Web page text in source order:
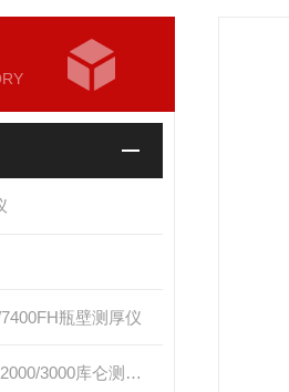
瓶壁测厚仪
GALVANOTEST 2000/3000库仑测厚仪